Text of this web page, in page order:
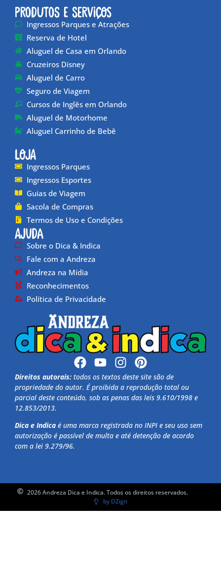
Produtos e Serviços
Ingressos Parques e Atrações
Reserva de Hotel
Aluguel de Casa em Orlando
Cruzeiros Disney
Aluguel de Carro
Seguro de Viagem
Cursos de Inglês em Orlando
Aluguel de Motorhome
Aluguel Carrinho de Bebê
Loja
Ingressos Parques
Ingressos Esportes
Guias de Viagem
Sacola de Compras
Termos de Uso e Condições
Ajuda
Sobre o Dica & Indica
Fale com a Andreza
Andreza na Mídia
Reconhecimentos
Política de Privacidade
Direitos autorais: todos os textos deste site são de
propriedade do autor. É proibida a reprodução total ou
parcial deste conteúdo, sob as penas das leis 9.610/1998 e
12.853/2013.
Dica e Indica é uma marca registrada no INPI e seu uso sem
autorização é passível de multa e até detenção de acordo
com a lei 9.279/96.
2026 Andreza Dica e Indica. Todos os direitos reservados.
by DZign